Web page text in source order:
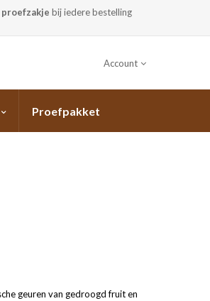
bij iedere bestelling
Account
Proefpakket
geuren van gedroogd fruit en